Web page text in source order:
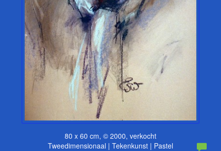
80 x 60 cm, © 2000, verkocht
Tweedimensionaal | Tekenkunst | Pastel